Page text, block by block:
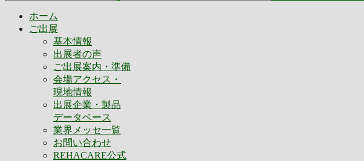
ホーム
ご出展
基本情報
出展者の声
ご出展案内・準備
会場アクセス・
現地情報
出展企業・製品
データベース
業界メッセ一覧
お問い合わせ
REHACARE公式